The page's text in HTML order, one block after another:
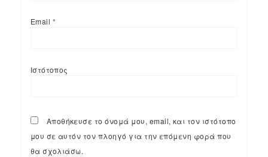
Email *
Ιστότοπος
Αποθήκευσε το όνομά μου, email, και τον ιστότοπο
μου σε αυτόν τον πλοηγό για την επόμενη φορά που
θα σχολιάσω.